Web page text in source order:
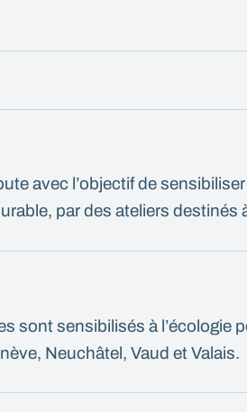
avec l’objectif de
par des ateliers destinés
sont sensibilisés à l’écologie
Neuchâtel, Vaud et Valais.